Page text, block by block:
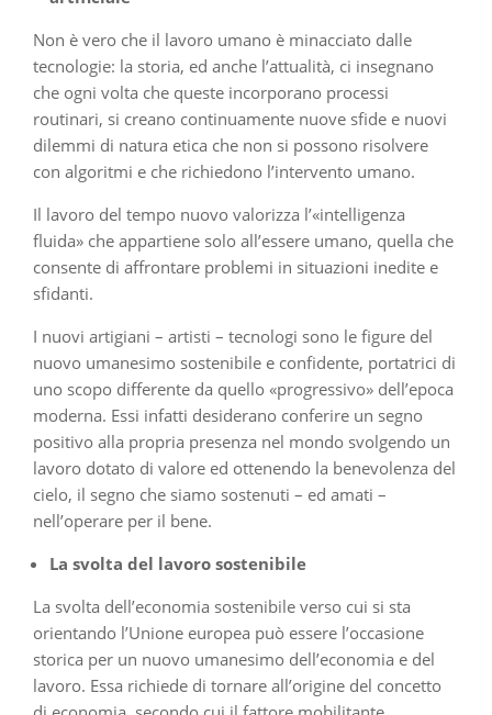
Non è vero che il lavoro umano è minacciato dalle
tecnologie: la storia, ed anche l’attualità, ci insegnano
che ogni volta che queste incorporano processi
routinari, si creano continuamente nuove sfide e nuovi
dilemmi di natura etica che non si possono risolvere
con algoritmi e che richiedono l’intervento umano.
Il lavoro del tempo nuovo valorizza l’«intelligenza
fluida» che appartiene solo all’essere umano, quella che
consente di affrontare problemi in situazioni inedite e
sfidanti.
I nuovi artigiani – artisti – tecnologi sono le figure del
nuovo umanesimo sostenibile e confidente, portatrici di
uno scopo differente da quello «progressivo» dell’epoca
moderna. Essi infatti desiderano conferire un segno
positivo alla propria presenza nel mondo svolgendo un
lavoro dotato di valore ed ottenendo la benevolenza del
cielo, il segno che siamo sostenuti – ed amati –
nell’operare per il bene.
La svolta del lavoro sostenibile
La svolta dell’economia sostenibile verso cui si sta
orientando l’Unione europea può essere l’occasione
storica per un nuovo umanesimo dell’economia e del
lavoro. Essa richiede di tornare all’origine del concetto